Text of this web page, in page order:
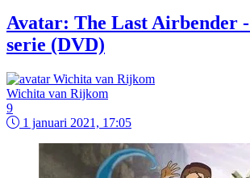
Avatar: The Last Airbender
serie (DVD)
Wichita van Rijkom
9
1 januari 2021, 17:05